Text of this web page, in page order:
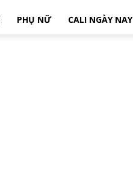
PHỤ NỮ CALI NGÀY NAY